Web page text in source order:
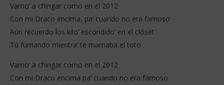
Vamo’ a chingar como en el 2012
Con mi Draco encima, pa’ cuando no era famoso
Aún recuerdo los kilo’ escondido’ en el clóset
Tú fumando mientra’ te mamaba el toto
Vamo’ a chingar como en el 2012
Con mi Draco encima pa’ cuando no era famoso